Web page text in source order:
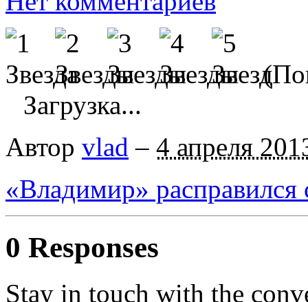
Загрузка...
Автор vlad – 4 апреля
«Владимир» расправился
0 Responses
Stay in touch with the